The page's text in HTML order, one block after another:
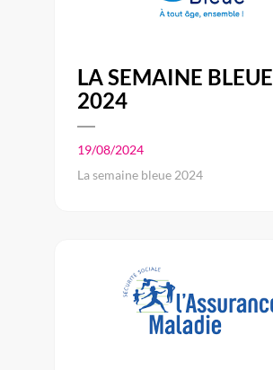
LA SEMAINE BLEUE
2024
19/08/2024
La semaine bleue 2024